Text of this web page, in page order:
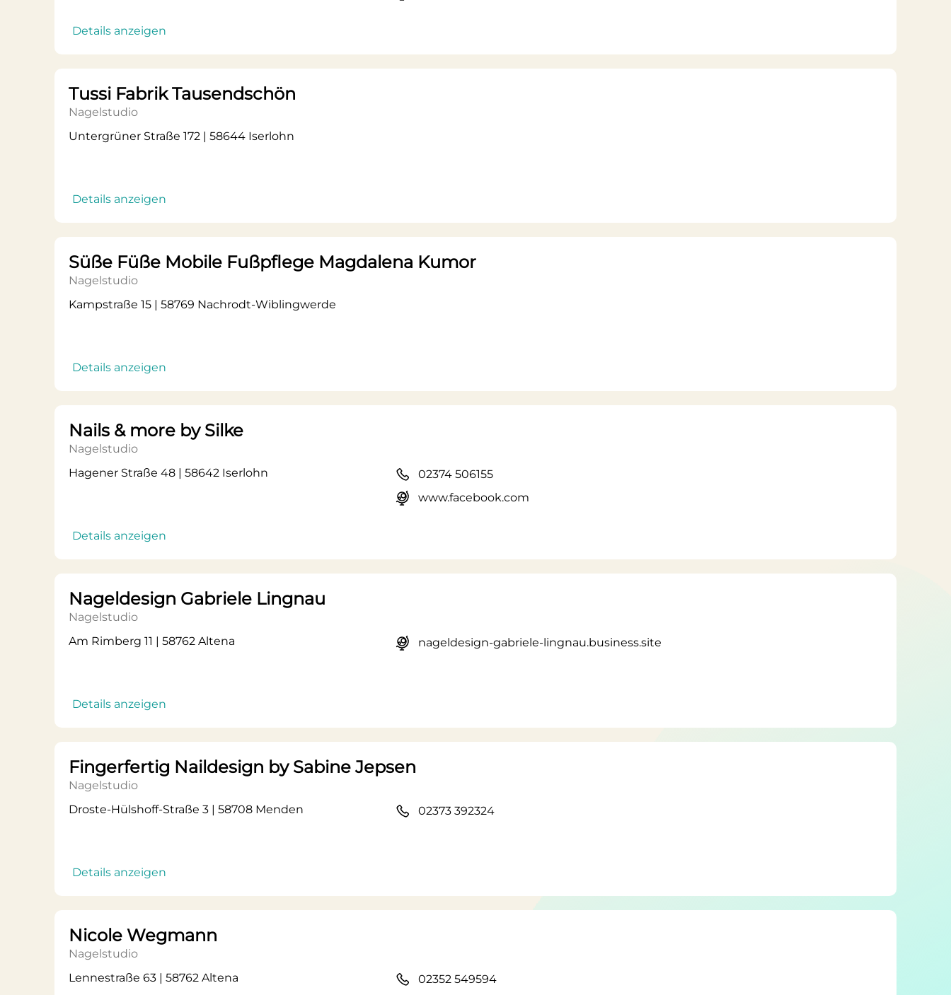
Details anzeigen
Tussi Fabrik Tausendschön
Nagelstudio
Untergrüner Straße 172 | 58644 Iserlohn
Details anzeigen
Süße Füße Mobile Fußpflege Magdalena Kumor
Nagelstudio
Kampstraße 15 | 58769 Nachrodt-Wiblingwerde
Details anzeigen
Nails & more by Silke
Nagelstudio
Hagener Straße 48 | 58642 Iserlohn
Details anzeigen
02374 506155
www.facebook.com
Nageldesign Gabriele Lingnau
Nagelstudio
Am Rimberg 11 | 58762 Altena
Details anzeigen
nageldesign-gabriele-lingnau.business.site
Fingerfertig Naildesign by Sabine Jepsen
Nagelstudio
Droste-Hülshoff-Straße 3 | 58708 Menden
Details anzeigen
02373 392324
Nicole Wegmann
Nagelstudio
Lennestraße 63 | 58762 Altena
02352 549594